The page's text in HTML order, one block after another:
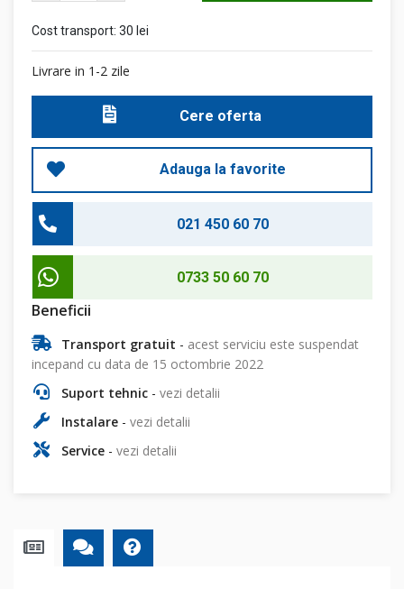
Cost transport: 30 lei
Livrare in 1-2 zile
Cere oferta
Adauga la favorite
021 450 60 70
0733 50 60 70
Beneficii
Transport gratuit - acest serviciu este suspendat
incepand cu data de 15 octombrie 2022
Suport tehnic- vezi detalii
Instalare- vezi detalii
Service- vezi detalii